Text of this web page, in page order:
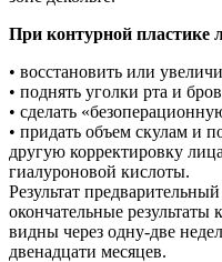
При контурной пластике
• восстановить или
• поднять уголки рта и
• сделать
• придать объем скулам и
другую корректировку
гиалуроновой кислоты.
Результат
окончательные
видны через одну-две
двенадцати месяцев.